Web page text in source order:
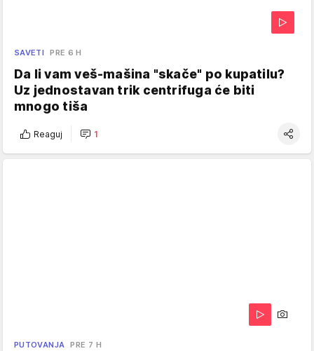
SAVETI PRE 6 H
Da li vam veš-mašina "skače" po kupatilu?
Uz jednostavan trik centrifuga će biti
mnogo tiša
Reaguj 1
PUTOVANJA PRE 7 H